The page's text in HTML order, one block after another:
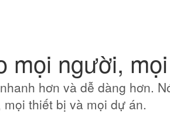
mọi người,
hơn và dễ dàng hơn.
thiết bị và mọi dự án.